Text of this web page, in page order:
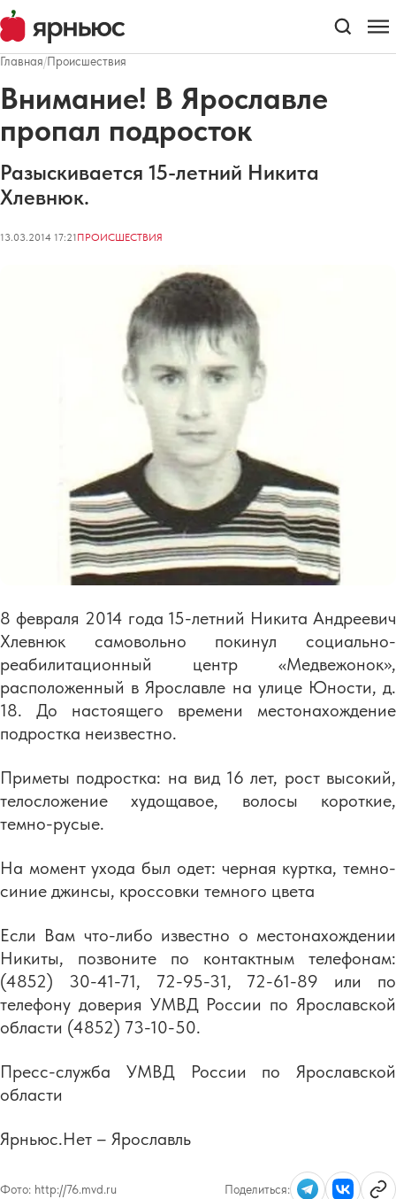
Главная/Происшествия
Внимание! В Ярославле
пропал подросток
Разыскивается 15-летний Никита
Хлевнюк.
13.03.2014 17:21ПРОИСШЕСТВИЯ
8 февраля 2014 года 15-летний Никита Андреевич
Хлевнюк самовольно покинул социально-
реабилитационный центр «Медвежонок»,
расположенный в Ярославле на улице Юности, д.
18. До настоящего времени местонахождение
подростка неизвестно.
Приметы подростка: на вид 16 лет, рост высокий,
телосложение худощавое, волосы короткие,
темно-русые.
На момент ухода был одет: черная куртка, темно-
синие джинсы, кроссовки темного цвета
Если Вам что-либо известно о местонахождении
Никиты, позвоните по контактным телефонам:
(4852) 30-41-71, 72-95-31, 72-61-89 или по
телефону доверия УМВД России по Ярославской
области (4852) 73-10-50.
Пресс-служба УМВД России по Ярославской
области
Ярньюс.Нет – Ярославль
Фото: http://76.mvd.ru Поделиться: